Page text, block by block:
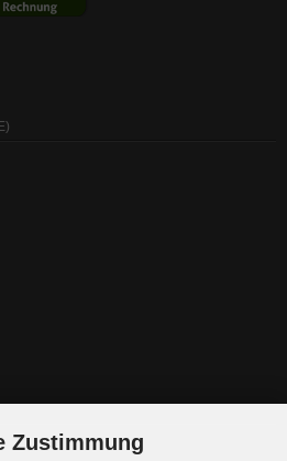
Zustimmung